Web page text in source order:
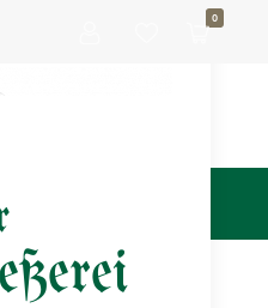
0